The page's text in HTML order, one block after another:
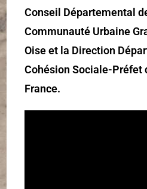
Conseil Départemental
Communauté Urbaine
Oise et la Direction
Cohésion Sociale-Préfet
France.